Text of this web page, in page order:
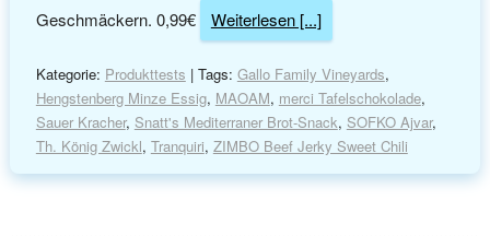
Geschmäckern. 0,99€
Weiterlesen [...]
Kategorie: Produkttests | Tags: Gallo Family Vineyards,
Hengstenberg Minze Essig, MAOAM, merci Tafelschokolade,
Sauer Kracher, Snatt's Mediterraner Brot-Snack, SOFKO Ajvar,
Th. König Zwickl, Tranquiri, ZIMBO Beef Jerky Sweet Chili